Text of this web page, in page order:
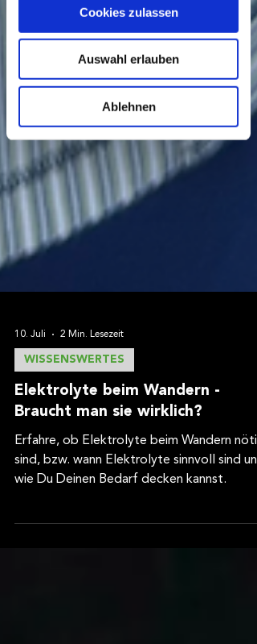
Ihr Gerät durch aktives Scannen
nach bestimmten Merkmalen
(Fingerprinting) identifizieren
Erfahren Sie mehr darüber, wie Ihre
persönlichen Daten verarbeitet werden,
Abschnitt Einzelheitenfest.
Wir verwenden Cookies, um Inhalte
und Anzeigen zu personalisieren,
Funktionen für soziale Medien anbieten
zu können und die Zugriffe auf unsere
Website zu analysieren. Außerdem
Verwendung unserer Website an
Werbung und Analysen weiter. Unsere
Partner führen diese Informationen
möglicherweise mit weiteren Daten
zusammen, die Sie ihnen bereitgestellt
haben oder die sie im Rahmen Ihrer
haben.
Cookies zulassen
Auswahl erlauben
Ablehnen
10. Juli 2 Min. Lesezeit
WISSENSWERTES
Elektrolyte beim Wandern -
Braucht man sie wirklich?